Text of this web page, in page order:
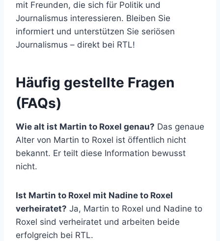
mit Freunden, die sich für Politik und
Journalismus interessieren. Bleiben Sie
informiert und unterstützen Sie seriösen
Journalismus – direkt bei RTL!
Häufig gestellte Fragen
(FAQs)
Wie alt ist Martin to Roxel genau? Das genaue
Alter von Martin to Roxel ist öffentlich nicht
bekannt. Er teilt diese Information bewusst
nicht.
Ist Martin to Roxel mit Nadine to Roxel
verheiratet? Ja, Martin to Roxel und Nadine to
Roxel sind verheiratet und arbeiten beide
erfolgreich bei RTL.